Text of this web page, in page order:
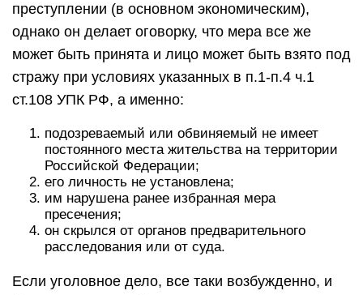
преступлении (в основном экономическим),
однако он делает оговорку, что мера все же
может быть принята и лицо может быть взято под
стражу при условиях указанных в п.1-п.4 ч.1
ст.108 УПК РФ, а именно:
подозреваемый или обвиняемый не имеет
постоянного места жительства на территории
Российской Федерации;
его личность не установлена;
им нарушена ранее избранная мера
пресечения;
он скрылся от органов предварительного
расследования или от суда.
Если уголовное дело, все таки возбужденно, и